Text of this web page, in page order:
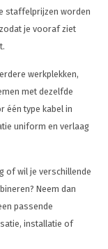
staffelprijzen worden
je vooraf ziet
werkplekken,
met dezelfde
één type kabel in
uniform en verlaag
of wil je verschillende
Neem dan
passende
installatie of